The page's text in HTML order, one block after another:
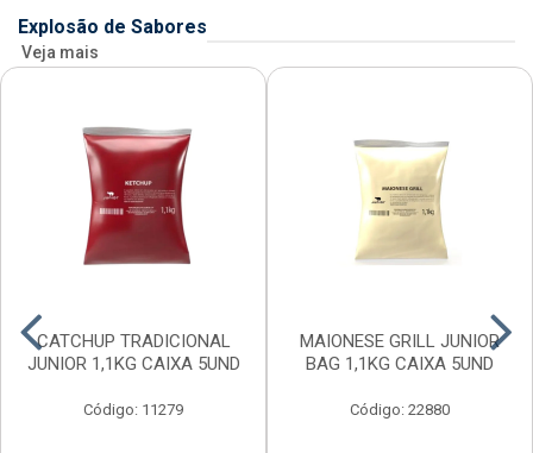
Explosão de Sabores
Veja mais
CATCHUP TRADICIONAL
JUNIOR 1,1KG CAIXA 5UND
Código: 11279
MAIONESE GRILL JUNIOR
BAG 1,1KG CAIXA 5UND
Código: 22880